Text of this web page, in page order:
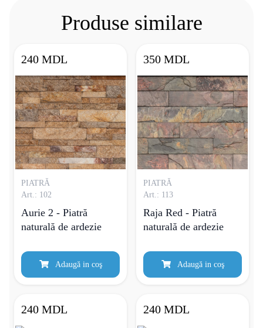
Produse similare
240 MDL
PIATRĂ
Art.: 102
Aurie 2 - Piatră
naturală de ardezie
Adaugă in coş
350 MDL
PIATRĂ
Art.: 113
Raja Red - Piatră
naturală de ardezie
Adaugă in coş
240 MDL 240 MDL